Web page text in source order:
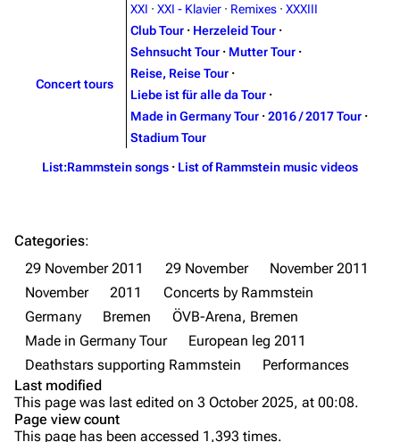
Discography
Videography
Song list
Merchandise
Discography
Videography
Song list
Tour dates
Discography
Videography
Song list
Tour dates
Merchandise
Discography
Videography
Song list
Members
Purge
XXI · XXI - Klavier · Remixes · XXXIII
Concert tours
Club Tour · Herzeleid Tour ·
Sehnsucht Tour · Mutter Tour ·
Reise, Reise Tour ·
Liebe ist für alle da Tour ·
Made in Germany Tour · 2016 / 2017 Tour ·
Stadium Tour
List:Rammstein songs · List of Rammstein music videos
Categories:
29 November 2011
29 November
November 2011
November
2011
Concerts by Rammstein
Germany
Bremen
ÖVB-Arena, Bremen
Made in Germany Tour
European leg 2011
Deathstars supporting Rammstein
Performances
Last modified
This page was last edited on 3 October 2025, at 00:08.
Page view count
This page has been accessed 1,393 times.